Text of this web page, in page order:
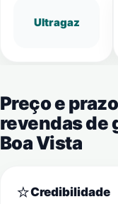
Ultragaz
Preço e
revendas de
Boa Vista
⭐Credibilidade